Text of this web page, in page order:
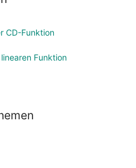
CD-Funktion
Funktion